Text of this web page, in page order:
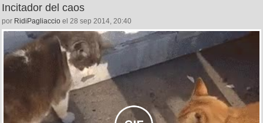
Incitador del caos
por RidiPagliaccio el 28 sep 2014, 20:40